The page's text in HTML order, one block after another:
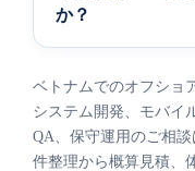
か？
ベトナムでのオフショ
システム開発、モバイ
QA、保守運用のご相
件整理から概算見積、